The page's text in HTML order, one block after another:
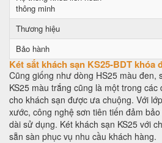
thông minh
Thương hiệu
Bảo hành
Két sắt khách sạn KS25-BDT khóa
Cũng giống như dòng HS25 màu đen,
KS25 màu trắng cũng là một trong
cho khách sạn được ưa chuộng. Với
xước, công nghệ sơn tiên tiến đảm
dài sử dụng. Két khách sạn KS25 với
sẵn sàn phục vụ nhu cầu khách hàng.